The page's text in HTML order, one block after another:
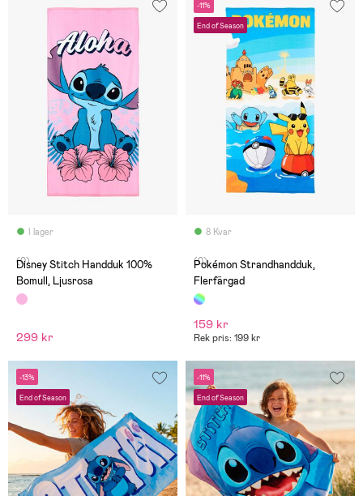
I lager
(0)
Disney Stitch Handduk 100%
Bomull, Ljusrosa
299 kr
-11%
End of Season
8 Kvar
(0)
Pokémon Strandhandduk,
Flerfärgad
159 kr
Rek pris: 199 kr
-13%
End of Season
-11%
End of Season